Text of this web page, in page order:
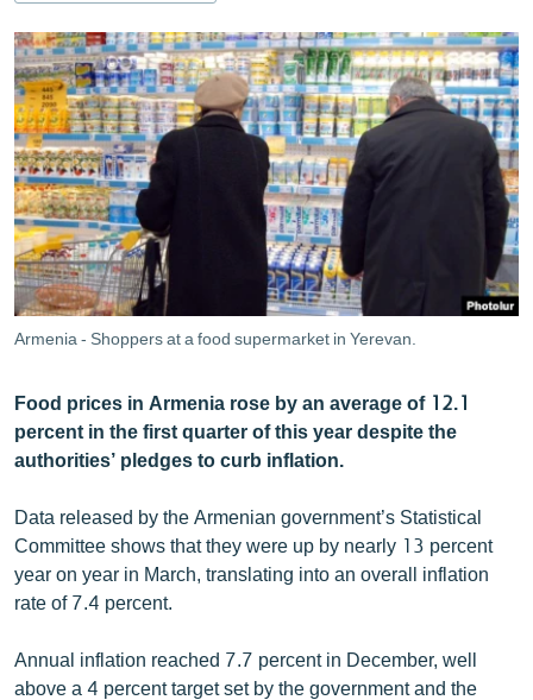
ՊԱՏԵՐԱԶՄԻ 6 ՇԱԲԱԹՆԵՐԸ
ՏԱՐԱԾԱՇՐՋԱՆ
ՄԻՋԱԶԳԱՅԻՆ
ՄՇԱԿՈՒՅԹ
ՍՊՈՐՏ
ՄԵԿՆԱԲԱՆՈՒԹՅՈՒՆ
ՏՏ ԵՒ ԻՆՏԵՐՆԵՏ
ԱՐԽԻՎ
ՏԵՍԱՆՅՈՒԹԵՐ
ՁԳՏԵԼՈՎ ԼԱՎԱԳՈՒՅՆԻՆ
ՓՈԴՔԱՍԹ
English
Armenia - Shoppers at a food supermarket in Yerevan.
Food prices in Armenia rose by an average of 12.1
percent in the first quarter of this year despite the
authorities’ pledges to curb inflation.
Data released by the Armenian government’s Statistical
Committee shows that they were up by nearly 13 percent
year on year in March, translating into an overall inflation
rate of 7.4 percent.
Annual inflation reached 7.7 percent in December, well
above a 4 percent target set by the government and the